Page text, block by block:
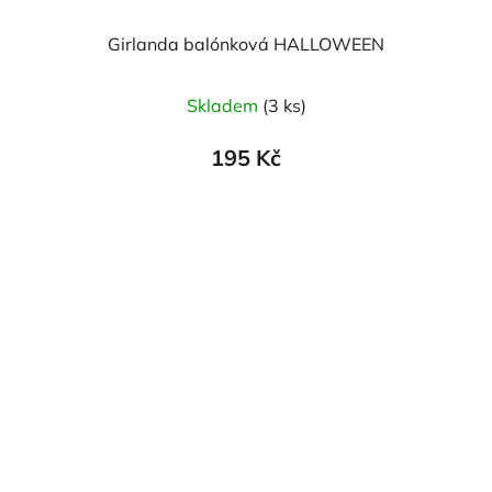
Girlanda balónková HALLOWEEN
Skladem (3 ks)
195 Kč